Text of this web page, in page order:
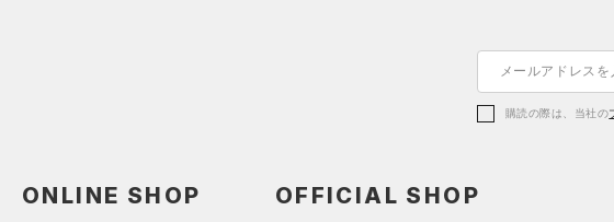
パーカー&トレーナー （1）
購読の際は、当社の
ONLINE SHOP OFFICIAL SHOP